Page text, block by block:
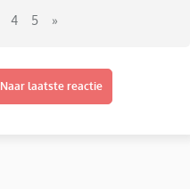
4 5 »
Naar laatste reactie